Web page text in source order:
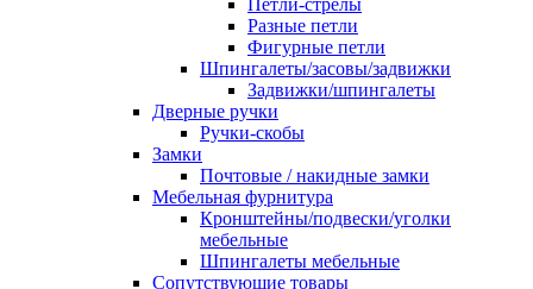
Петли-стрелы
Разные петли
Фигурные петли
Шпингалеты/засовы/задвижки
Задвижки/шпингалеты
Дверные ручки
Ручки-скобы
Замки
Почтовые / накидные замки
Мебельная фурнитура
Кронштейны/подвески/уголки
мебельные
Шпингалеты мебельные
Сопутствующие товары